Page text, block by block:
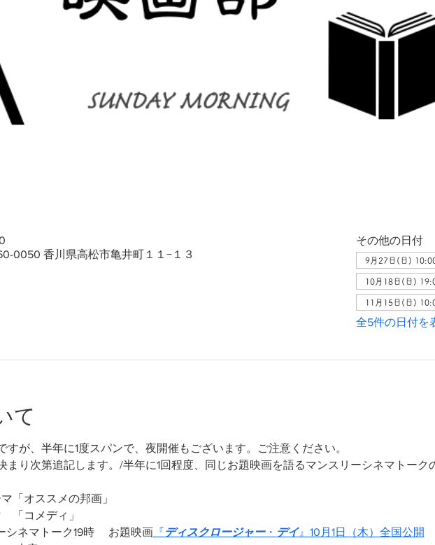
0050 香川県高松市亀井町１１−１３
その他の日付
9月27日(日)
10月18日(日)
11月15日(日)
全5件の日付を
て
が、半年に1度スパンで、夜開催もございます。ご注意ください。
まり次第追記します。/半年に1回程度、同じお題映画を語るマンスリーシネマトーク
「オススメの邦画」
「コメディ」
ネマトーク19時 　お題映画『ディスクロージャー・ デイ』10月1日（木）全国公開